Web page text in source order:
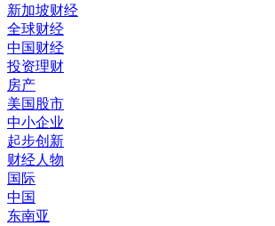
新加坡财经
全球财经
中国财经
投资理财
房产
美国股市
中小企业
起步创新
财经人物
国际
中国
东南亚